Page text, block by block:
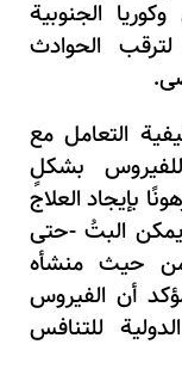
الجنوبية
لترقب الحوادث
التعامل مع
للفيروس بشكلٍ
بإيجاد العلاج
يمكن البتُ -حتى
من حيث منشأه
أن الفيروس
للتنافس